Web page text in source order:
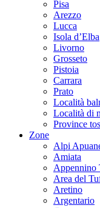
Pisa
Arezzo
Lucca
Isola d’Elba
Livorno
Grosseto
Pistoia
Carrara
Prato
Località
Località di
Province
Zone
Alpi
Amiata
Appennino
Area del
Aretino
Argentario